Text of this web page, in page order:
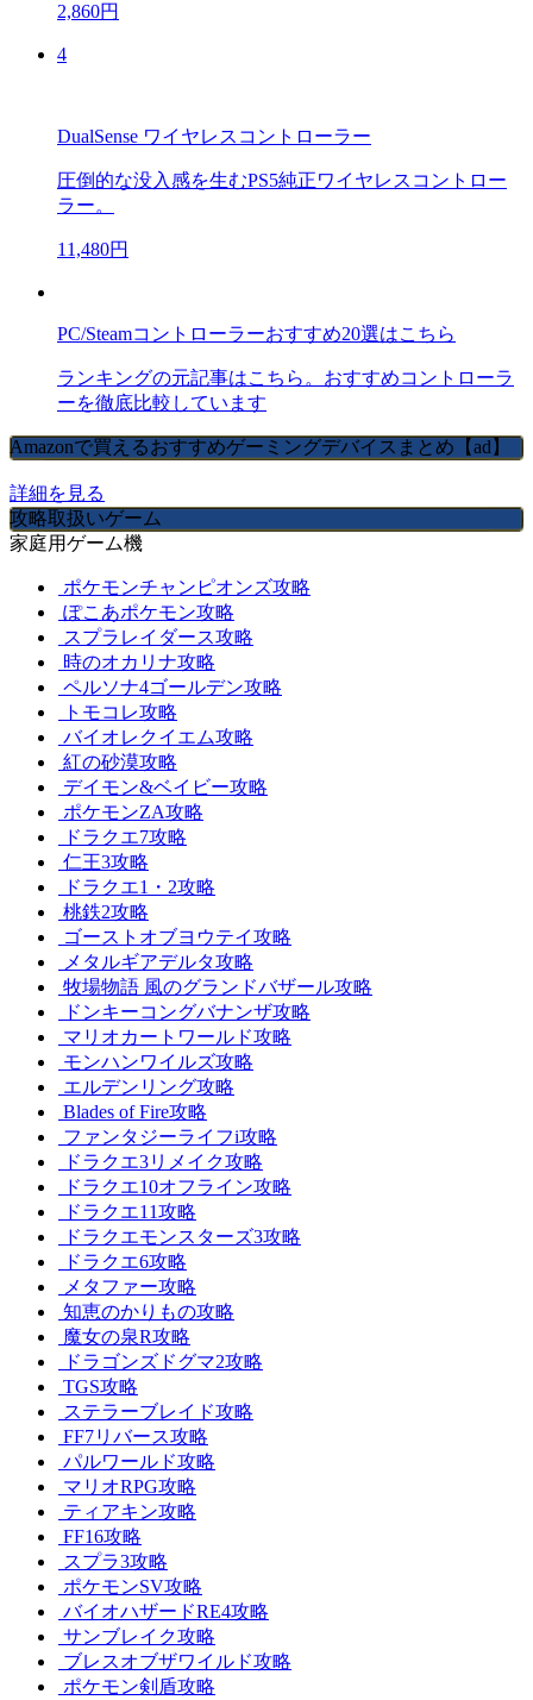
2,860円
4
DualSense ワイヤレスコントローラー
圧倒的な没入感を生むPS5純正ワイヤレスコントロー
ラー。
11,480円
PC/Steamコントローラーおすすめ20選はこちら
ランキングの元記事はこちら。おすすめコントローラ
ーを徹底比較しています
Amazonで買えるおすすめゲーミングデバイスまとめ【ad】
詳細を見る
攻略取扱いゲーム
家庭用ゲーム機
ポケモンチャンピオンズ攻略
ぽこあポケモン攻略
スプラレイダース攻略
時のオカリナ攻略
ペルソナ4ゴールデン攻略
トモコレ攻略
バイオレクイエム攻略
紅の砂漠攻略
デイモン&ベイビー攻略
ポケモンZA攻略
ドラクエ7攻略
仁王3攻略
ドラクエ1・2攻略
桃鉄2攻略
ゴーストオブヨウテイ攻略
メタルギアデルタ攻略
牧場物語 風のグランドバザール攻略
ドンキーコングバナンザ攻略
マリオカートワールド攻略
モンハンワイルズ攻略
エルデンリング攻略
Blades of Fire攻略
ファンタジーライフi攻略
ドラクエ3リメイク攻略
ドラクエ10オフライン攻略
ドラクエ11攻略
ドラクエモンスターズ3攻略
ドラクエ6攻略
メタファー攻略
知恵のかりもの攻略
魔女の泉R攻略
ドラゴンズドグマ2攻略
TGS攻略
ステラーブレイド攻略
FF7リバース攻略
パルワールド攻略
マリオRPG攻略
ティアキン攻略
FF16攻略
スプラ3攻略
ポケモンSV攻略
バイオハザードRE4攻略
サンブレイク攻略
ブレスオブザワイルド攻略
ポケモン剣盾攻略